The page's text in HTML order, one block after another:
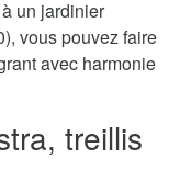
un jardinier
vous pouvez faire
avec harmonie
treillis